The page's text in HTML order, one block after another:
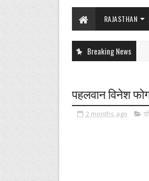
RAJASTHAN
Breaking News
पहलवान विनेश
2 months ago